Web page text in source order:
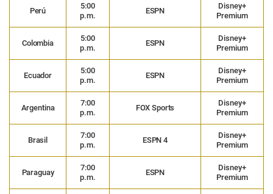
Perú
5:00
p.m.
ESPN
Disney+
Premium
Colombia
5:00
p.m.
ESPN
Disney+
Premium
Ecuador
5:00
p.m.
ESPN
Disney+
Premium
Argentina
7:00
p.m.
FOX Sports
Disney+
Premium
Brasil
7:00
p.m.
ESPN 4
Disney+
Premium
Paraguay
7:00
p.m.
ESPN
Disney+
Premium